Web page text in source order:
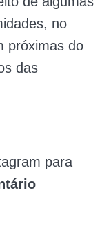
no
próximas do
das
para